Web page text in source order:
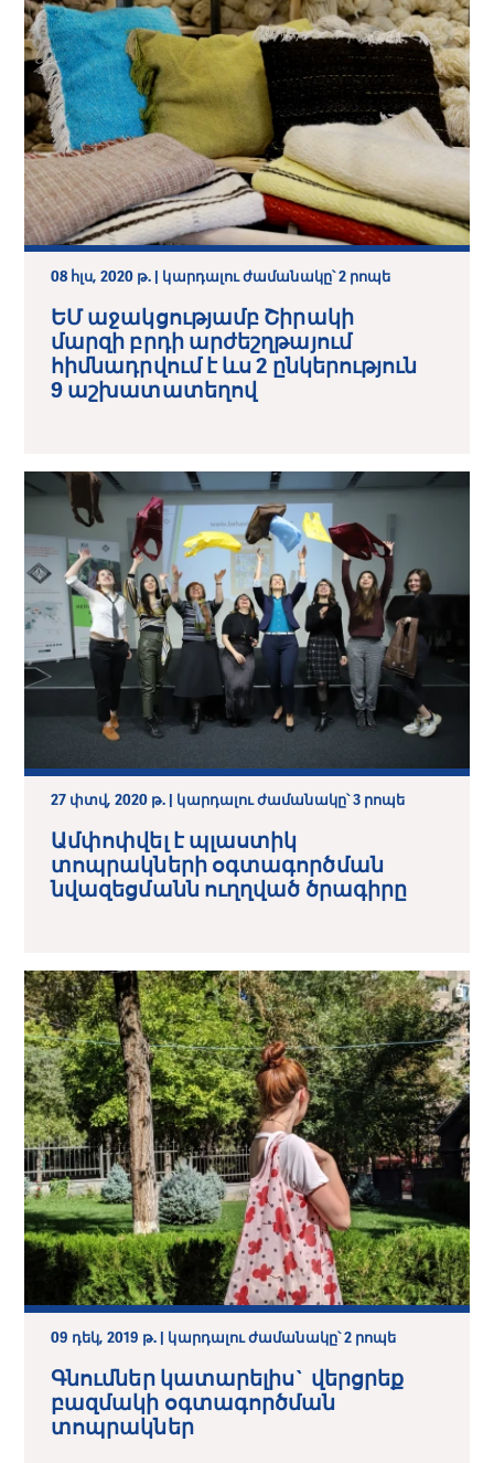
08 հլս, 2020 թ. | կարդալու ժամանակը՝ 2 րոպե
ԵՄ աջակցությամբ Շիրակի
մարզի բրդի արժեշղթայում
հիմնադրվում է ևս 2 ընկերություն
9 աշխատատեղով
27 փտվ, 2020 թ. | կարդալու ժամանակը՝ 3 րոպե
Ամփոփվել է պլաստիկ
տոպրակների օգտագործման
նվազեցմանն ուղղված ծրագիրը
09 դեկ, 2019 թ. | կարդալու ժամանակը՝ 2 րոպե
Գնումներ կատարելիս` վերցրեք
բազմակի օգտագործման
տոպրակներ